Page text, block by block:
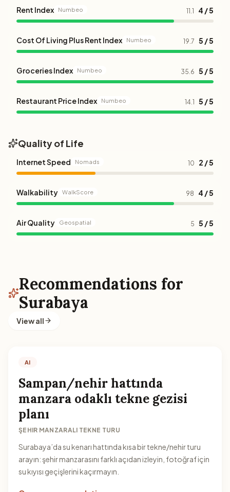
Rent Index Numbeo 11.1 4 / 5
Cost Of Living Plus Rent Index Numbeo 19.7 5 / 5
Groceries Index Numbeo 35.6 5 / 5
Restaurant Price Index Numbeo 14.1 5 / 5
Quality of Life
Internet Speed Nomads 10 2 / 5
Walkability WalkScore 98 4 / 5
Air Quality Geospatial 5 5 / 5
Recommendations for
Surabaya
View all
AI
Sampan/nehir hattında
manzara odaklı tekne gezisi
planı
ŞEHIR MANZARALI TEKNE TURU
Surabaya’da su kenarı hattında kısa bir tekne/nehir turu
arayın: şehir manzarasını farklı açıdan izleyin, fotoğraf için
su kıyısı geçişlerini kaçırmayın.